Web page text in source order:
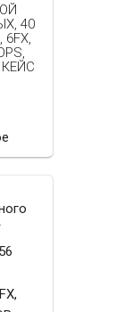
40
КЕЙС